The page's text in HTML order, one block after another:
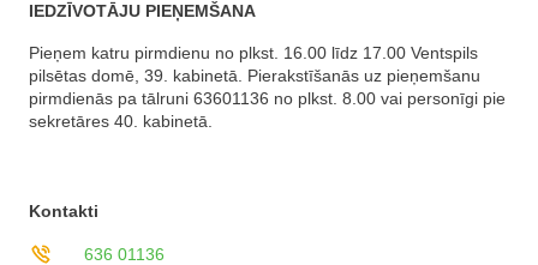
IEDZĪVOTĀJU PIEŅEMŠANA
Pieņem katru pirmdienu no plkst. 16.00 līdz 17.00 Ventspils
pilsētas domē, 39. kabinetā. Pierakstīšanās uz pieņemšanu
pirmdienās pa tālruni 63601136 no plkst. 8.00 vai personīgi pie
sekretāres 40. kabinetā.
Kontakti
636 01136